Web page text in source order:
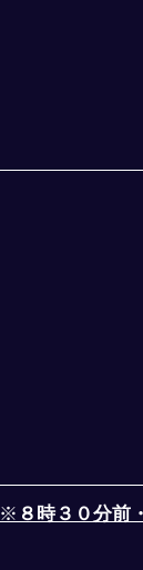
※ ８時３０分前